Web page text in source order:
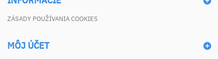
ZÁSADY POUŽÍVANIA COOKIES
MÔJ ÚČET